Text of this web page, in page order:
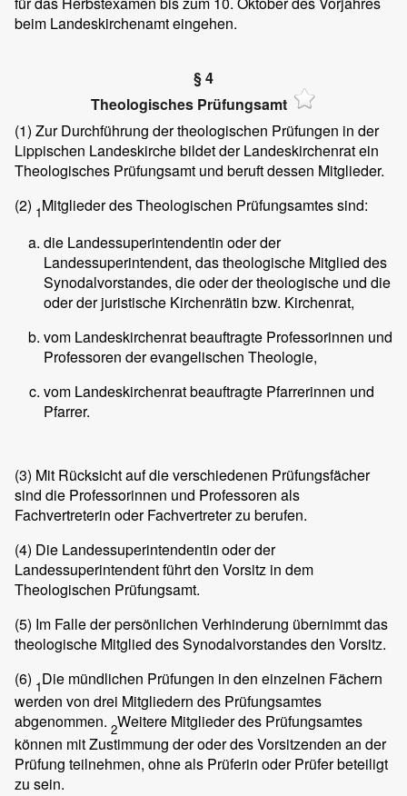
beim Landeskirchenamt eingehen.
§ 4
Theologisches Prüfungsamt
(1) Zur Durchführung der theologischen Prüfungen in der
Lippischen Landeskirche bildet der Landeskirchenrat ein
Theologisches Prüfungsamt und beruft dessen Mitglieder.
(2) 1Mitglieder des Theologischen Prüfungsamtes sind:
die Landessuperintendentin oder der
Landessuperintendent, das theologische Mitglied des
Synodalvorstandes, die oder der theologische und die
oder der juristische Kirchenrätin bzw. Kirchenrat,
vom Landeskirchenrat beauftragte Professorinnen und
Professoren der evangelischen Theologie,
vom Landeskirchenrat beauftragte Pfarrerinnen und
Pfarrer.
(3) Mit Rücksicht auf die verschiedenen Prüfungsfächer
sind die Professorinnen und Professoren als
Fachvertreterin oder Fachvertreter zu berufen.
(4) Die Landessuperintendentin oder der
Landessuperintendent führt den Vorsitz in dem
Theologischen Prüfungsamt.
(5) Im Falle der persönlichen Verhinderung übernimmt das
theologische Mitglied des Synodalvorstandes den Vorsitz.
(6) 1Die mündlichen Prüfungen in den einzelnen Fächern
werden von drei Mitgliedern des Prüfungsamtes
abgenommen. 2Weitere Mitglieder des Prüfungsamtes
können mit Zustimmung der oder des Vorsitzenden an der
Prüfung teilnehmen, ohne als Prüferin oder Prüfer beteiligt
zu sein.